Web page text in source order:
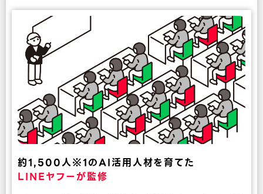
約1,500人※1のAI活用人材を育てた
LINEヤフーが監修